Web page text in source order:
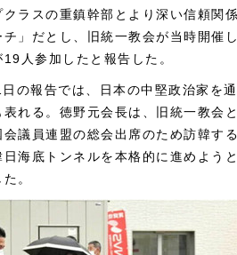
クラスの重鎮幹部とより深い信頼関
」だとし、旧統一教会が当時開催
人参加したと報告した。
の報告では、日本の中堅政治家を
表れる。徳野元会長は、旧統一教会
会議員連盟の総会出席のため訪韓す
日海底トンネルを本格的に進めよう
。